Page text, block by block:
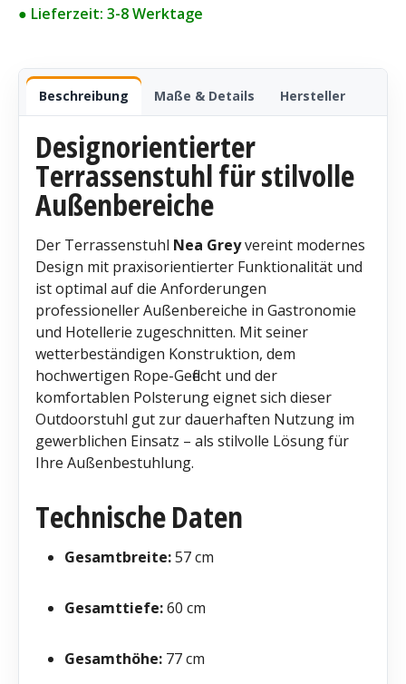
● Lieferzeit: 3-8 Werktage
Beschreibung Maße & Details Hersteller
Designorientierter
Terrassenstuhl für stilvolle
Außenbereiche
Der Terrassenstuhl Nea Greyvereint modernes
Design mit praxisorientierter Funktionalität und
ist optimal auf die Anforderungen
professioneller Außenbereiche in Gastronomie
und Hotellerie zugeschnitten. Mit seiner
wetterbeständigen Konstruktion, dem
hochwertigen Rope-Geflecht und der
komfortablen Polsterung eignet sich dieser
Outdoorstuhl gut zur dauerhaften Nutzung im
gewerblichen Einsatz – als stilvolle Lösung für
Ihre Außenbestuhlung.
Technische Daten
Gesamtbreite:57 cm
Gesamttiefe:60 cm
Gesamthöhe: 77 cm